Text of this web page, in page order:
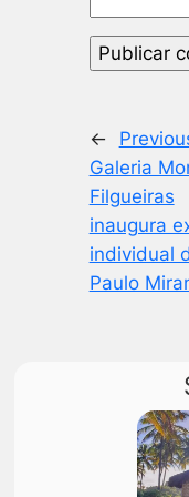
←
Galeria
Filgueiras
inaugura
individual
Paulo